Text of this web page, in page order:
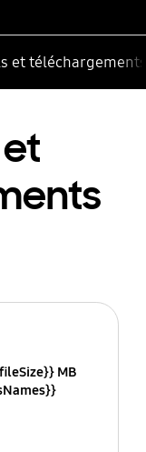
et téléchargements
MB